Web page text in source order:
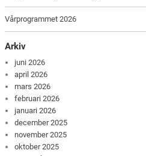
Vårprogrammet 2026
Arkiv
juni 2026
april 2026
mars 2026
februari 2026
januari 2026
december 2025
november 2025
oktober 2025